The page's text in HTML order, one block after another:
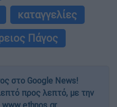
καταγγελίες
Πάγος
στο Google News!
προς λεπτό, με την